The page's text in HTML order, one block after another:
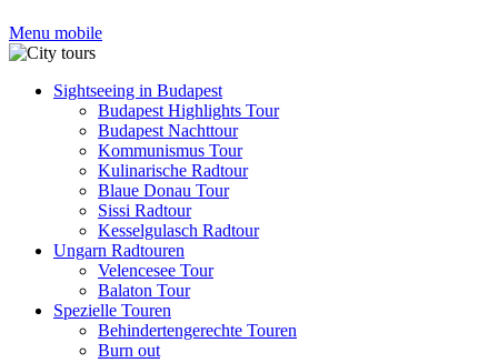
Menu mobile
Sightseeing in Budapest
Budapest Highlights Tour
Budapest Nachttour
Kommunismus Tour
Kulinarische Radtour
Blaue Donau Tour
Sissi Radtour
Kesselgulasch Radtour
Ungarn Radtouren
Velencesee Tour
Balaton Tour
Spezielle Touren
Behindertengerechte Touren
Burn out